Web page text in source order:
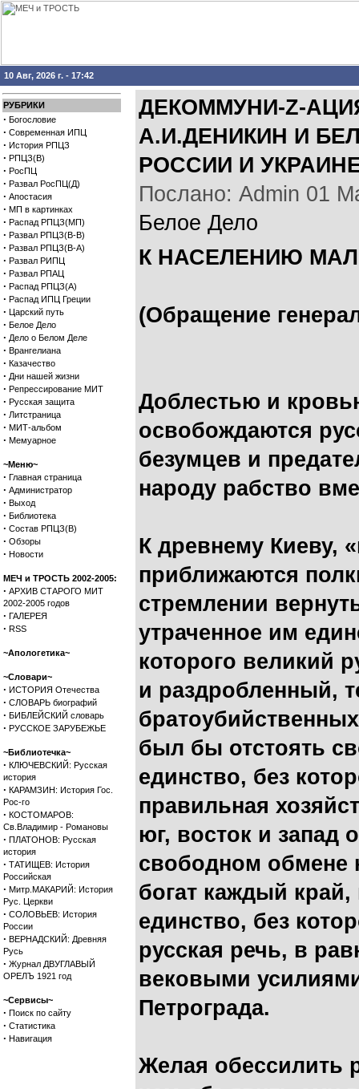
10 Авг, 2026 г. - 17:42
РУБРИКИ
· Богословие
· Современная ИПЦ
· История РПЦЗ
· РПЦЗ(В)
· РосПЦ
· Развал РосПЦ(Д)
· Апостасия
· МП в картинках
· Распад РПЦЗ(МП)
· Развал РПЦЗ(В-В)
· Развал РПЦЗ(В-А)
· Развал РИПЦ
· Развал РПАЦ
· Распад РПЦЗ(А)
· Распад ИПЦ Греции
· Царский путь
· Белое Дело
· Дело о Белом Деле
· Врангелиана
· Казачество
· Дни нашей жизни
· Репрессирование МИТ
· Русская защита
· Литстраница
· МИТ-альбом
· Мемуарное
~Меню~
· Главная страница
· Администратор
· Выход
· Библиотека
· Состав РПЦЗ(В)
· Обзоры
· Новости
МЕЧ и ТРОСТЬ 2002-2005:
· АРХИВ СТАРОГО МИТ
2002-2005 годов
· ГАЛЕРЕЯ
· RSS
~Апологетика~
~Словари~
· ИСТОРИЯ Отечества
· СЛОВАРЬ биографий
· БИБЛЕЙСКИЙ словарь
· РУССКОЕ ЗАРУБЕЖЬЕ
~Библиотечка~
· КЛЮЧЕВСКИЙ: Русская
история
· КАРАМЗИН: История Гос.
Рос-го
· КОСТОМАРОВ:
Св.Владимир - Романовы
· ПЛАТОНОВ: Русская
история
· ТАТИЩЕВ: История
Российская
· Митр.МАКАРИЙ: История
Рус. Церкви
· СОЛОВЬЕВ: История
России
· ВЕРНАДСКИЙ: Древняя
Русь
· Журнал ДВУГЛАВЫЙ
ОРЕЛЪ 1921 год
~Сервисы~
· Поиск по сайту
· Статистика
· Навигация
ДЕКОММУНИ-Z-
А.И.ДЕНИКИН И
РОССИИ И
Послано: Admin 01
Белое Дело
К НАСЕЛЕНИЮ
(Обращение
Доблестью и
освобождаются
безумцев и
народу рабство
К древнему Киеву,
приближаются
стремлении
утраченное им
которого великий
и раздробленный,
был бы отстоять
единство, без
правильная
юг, восток и
свободном обмене
богат каждый
единство, без
русская речь, в
вековыми
Петрограда.
Желая обессилить